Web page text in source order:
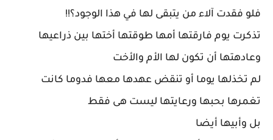
فلو فقدت آلاء من يتبقى لها في هذا الوجود؟!!
تذكرت يوم فارقتها أمها طوقتها أختها بين ذراعيها
وعادهتها أن تكون لها الأم والأخت
لم تخذلها يوما أو تنقض عهدها معها فدوما كانت
تغمرها بحبها ورعايتها ليست هى فقط
بل وأبيها أيضا